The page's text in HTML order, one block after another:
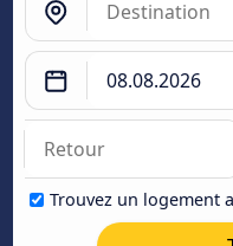
Trouvez un logement